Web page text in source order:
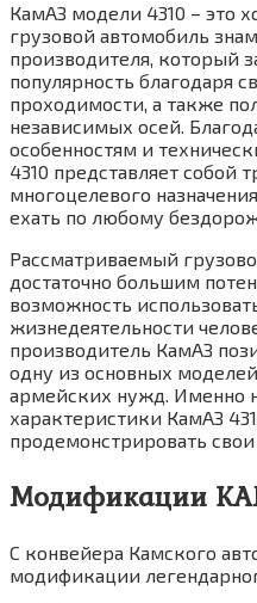
КамАЗ модели 4310 – это
грузовой автомобиль
производителя, который
популярность благодаря
проходимости, а также
независимых осей.
особенностям и
4310 представляет собой
многоцелевого
ехать по любому
Рассматриваемый
достаточно большим
возможность
жизнедеятельности
производитель КамАЗ
одну из основных
армейских нужд. Именно
характеристики КамАЗ
продемонстрировать
Модификации
С конвейера Камского
модификации